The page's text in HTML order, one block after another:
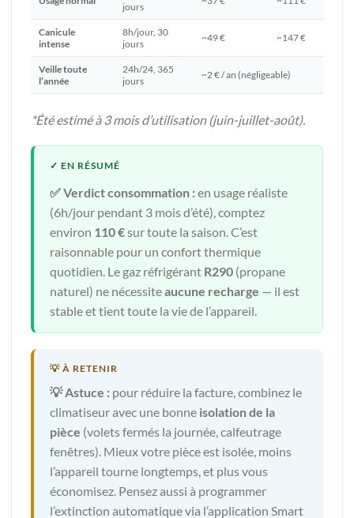
jours
Canicule
intense
8h/jour, 30
jours
~49 € ~147 €
Veille toute
l’année
24h/24, 365
jours
~2 € / an (négligeable)
*Été estimé à 3 mois d’utilisation (juin-juillet-août).
✅ Verdict consommation :en usage réaliste
(6h/jour pendant 3 mois d’été), comptez
environ 110 €sur toute la saison. C’est
raisonnable pour un confort thermique
quotidien. Le gaz réfrigérant R290 (propane
naturel) ne nécessiteaucune recharge — il est
stable et tient toute la vie de l’appareil.
💡 Astuce : pour réduire la facture, combinez le
climatiseur avec une bonne isolation de la
pièce (volets fermés la journée, calfeutrage
fenêtres). Mieux votre pièce est isolée, moins
l’appareil tourne longtemps, et plus vous
économisez. Pensez aussi à programmer
l’extinction automatique via l’application Smart